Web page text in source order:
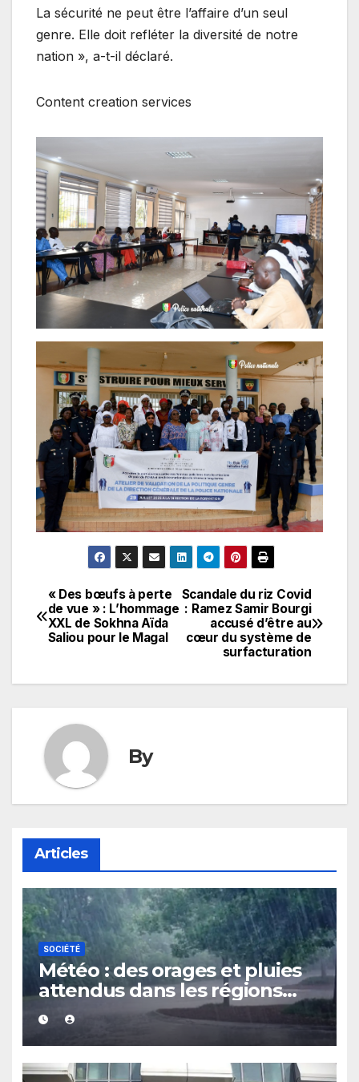
La sécurité ne peut être l’affaire d’un seul
genre. Elle doit refléter la diversité de notre
nation », a-t-il déclaré.
Content creation services
Navigation
de
Scandale du riz Covid
: Ramez Samir Bourgi
accusé d’être au
cœur du système de
surfacturation
« Des bœufs à perte
de vue » : L’hommage
XXL de Sokhna Aïda
Saliou pour le Magal
By
Articles
SOCIÉTÉ
Météo : des orages et pluies
attendus dans les régions
Sud, Est et Centre au cours
des prochaines 24 heures